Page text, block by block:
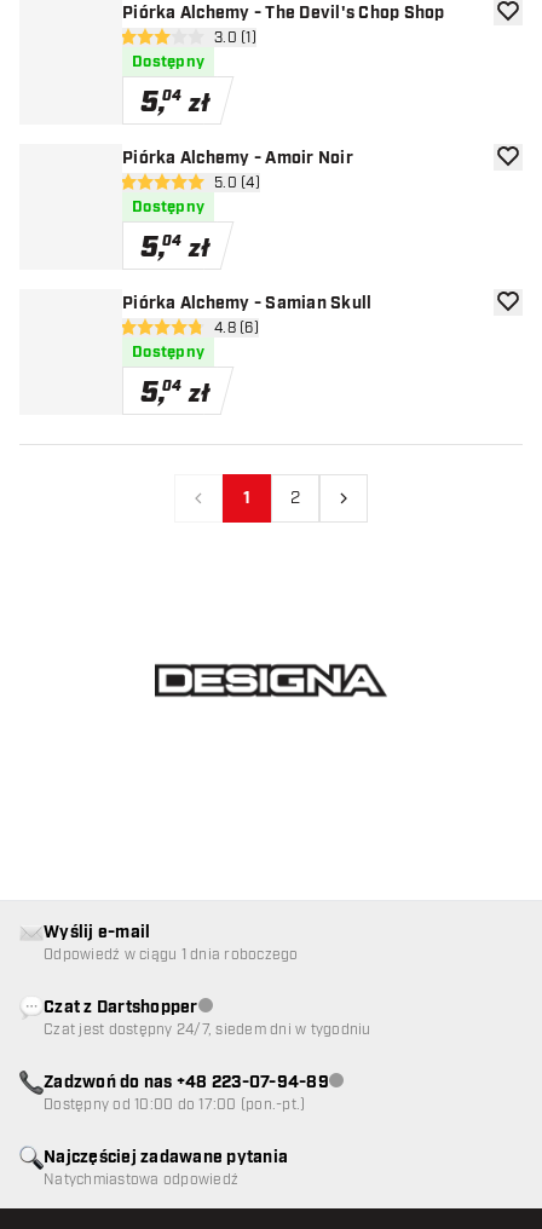
Piórka Alchemy - The Devil's Chop Shop
otwórz panel recenzji
3 gwiazdki oceny
3.0 (1)
Dostępny
5,04 zł
Piórka Alchemy - Amoir Noir
otwórz panel recenzji
5 gwiazdki oceny5.0 (4)
Dostępny
5,04 zł
Piórka Alchemy - Samian Skull
otwórz panel recenzji
4.8 gwiazdki oceny
4.8 (6)
Dostępny
5,04 zł
Poprzedni
1 2 Następny
Najczęściej zadawane pytania
Natychmiastowa odpowiedź
Wyślij e-mail
Odpowiedź w ciągu 1 dnia roboczego
Czat z DartshopperObsługa klienta niedostępna
Czat jest dostępny 24/7, siedem dni w tygodniu
Zadzwoń do nas +48 223-07-94-89Obsługa klienta niedostępna
Dostępny od 10:00 do 17:00 (pon.-pt.)